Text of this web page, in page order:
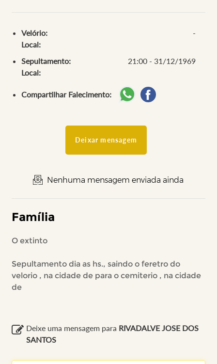
Velório:
-
Local:
Sepultamento:
21:00 - 31/12/1969
Local:
Compartilhar Falecimento:
Deixar mensagem
Nenhuma mensagem enviada ainda
Família
O extinto
Sepultamento dia as hs., saindo o feretro do
velorio , na cidade de para o cemiterio , na cidade
de
Deixe uma mensagem para RIVADALVE JOSE DOS
SANTOS